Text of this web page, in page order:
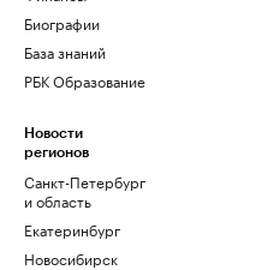
Биографии
База знаний
РБК Образование
Новости
регионов
Санкт-Петербург
и область
Екатеринбург
Новосибирск